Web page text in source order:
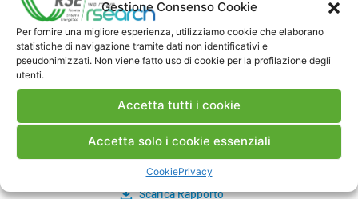
Gestione Consenso Cookie
Per fornire una migliore esperienza, utilizziamo cookie che elaborano
statistiche di navigazione tramite dati non identificativi e
pseudonimizzati. Non viene fatto uso di cookie per la profilazione degli
utenti.
Accetta tutti i cookie
Accetta solo i cookie essenziali
CookiePrivacy
questo metodo sia in linea di principio superiore
a quelli tradizionalmente utilizzati. Viene anche
mostrata la possibilità di effettuare una
simulazione di scariche parziali e predirne il
pattern. Nel prossimo futuro si intendono
correlare le simulazioni numeriche con le
acquisizioni ottenute attraverso nuove tipologie
Scarica Rapporto